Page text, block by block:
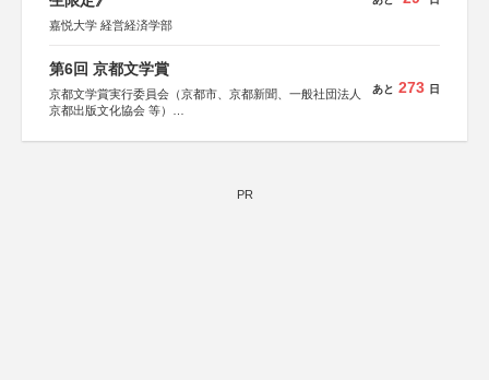
嘉悦大学 経営経済学部
第6回 京都文学賞
京都文学賞実行委員会（京都市、京都新聞、一般社団法人
京都出版文化協会 等）
KADOKAWA、河出書房新社、幻冬舎、講談社、光文社、
あと 273 日
PR